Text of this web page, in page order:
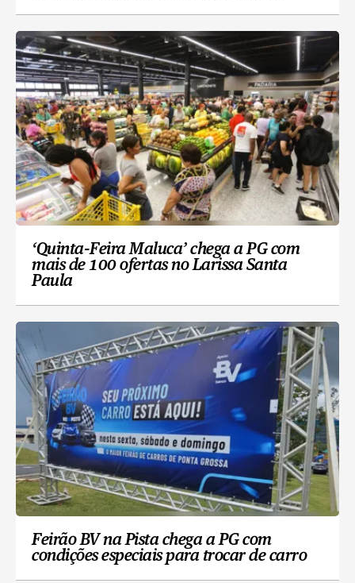
‘Quinta-Feira Maluca’ chega a PG com
mais de 100 ofertas no Larissa Santa
Paula
Feirão BV na Pista chega a PG com
condições especiais para trocar de carro